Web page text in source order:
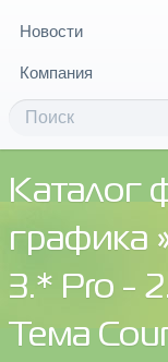
Новости
Компания
Каталог
графика
3.* Pro -
Тема